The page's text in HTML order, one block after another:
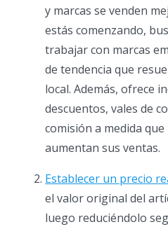
y marcas se venden
estás comenzando,
trabajar con marcas
de tendencia que
local. Además, ofrece
descuentos, vales de
comisión a medida
aumentan sus ventas.
Establecer un precio
el valor original del
luego reduciéndolo